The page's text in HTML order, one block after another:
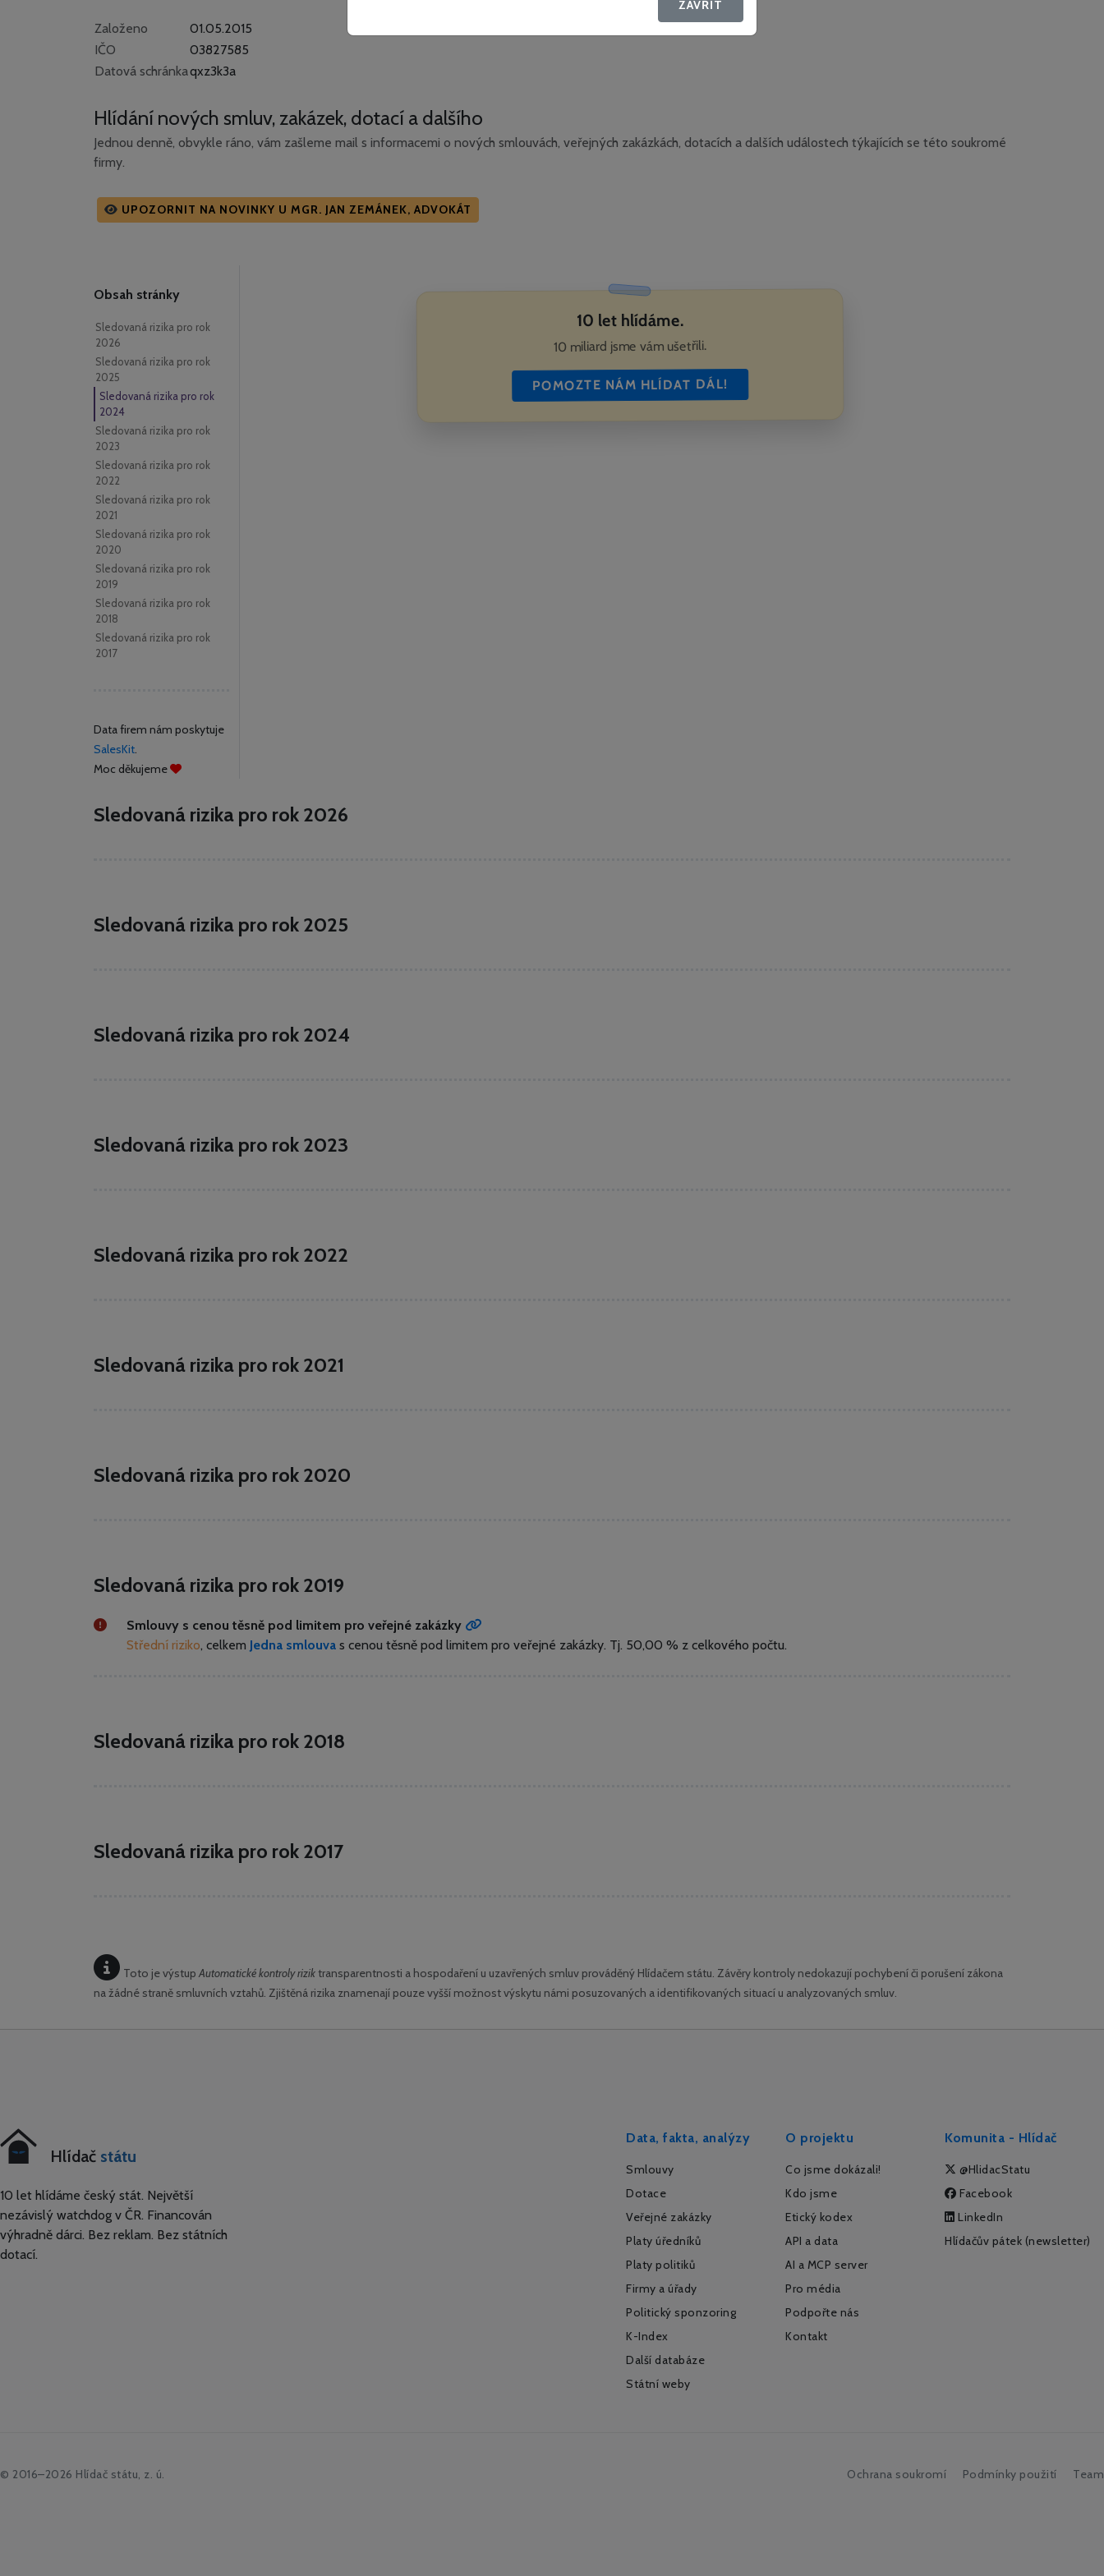
Založeno
01.05.2015
IČO
03827585
Datová schránkaqxz3k3a
Hlídání nových smluv, zakázek, dotací a dalšího
Jednou denně, obvykle ráno, vám zašleme mail s informacemi o nových smlouvách, veřejných zakázkách, dotacích a dalších událostech týkajících se této soukromé
firmy.
UPOZORNIT NA NOVINKY U MGR. JAN ZEMÁNEK, ADVOKÁT
Obsah stránky
Sledovaná rizika pro rok
2026
Sledovaná rizika pro rok
2025
Sledovaná rizika pro rok
2024
Sledovaná rizika pro rok
2023
Sledovaná rizika pro rok
2022
Sledovaná rizika pro rok
2021
Sledovaná rizika pro rok
2020
Sledovaná rizika pro rok
2019
Sledovaná rizika pro rok
2018
Sledovaná rizika pro rok
2017
Data firem nám poskytuje
SalesKit.
Moc děkujeme
10 let hlídáme.
10 miliard jsme vám ušetřili.
POMOZTE NÁM HLÍDAT DÁL!
Sledovaná rizika pro rok 2026
Sledovaná rizika pro rok 2025
Sledovaná rizika pro rok 2024
Sledovaná rizika pro rok 2023
Sledovaná rizika pro rok 2022
Sledovaná rizika pro rok 2021
Sledovaná rizika pro rok 2020
Sledovaná rizika pro rok 2019
Smlouvy s cenou těsně pod limitem pro veřejné zakázky
Střední riziko, celkem Jedna smlouva s cenou těsně pod limitem pro veřejné zakázky. Tj. 50,00 % z celkového počtu.
Sledovaná rizika pro rok 2018
Sledovaná rizika pro rok 2017
Toto je výstup Automatické kontroly riziktransparentnosti a hospodaření u uzavřených smluv prováděný Hlídačem státu. Závěry kontroly nedokazují pochybení či porušení zákona
na žádné straně smluvních vztahů. Zjištěná rizika znamenají pouze vyšší možnost výskytu námi posuzovaných a identifikovaných situací u analyzovaných smluv.
ZAVŘÍT
Hlídač státu
10 let hlídáme český stát. Největší
nezávislý watchdog v ČR. Financován
výhradně dárci. Bez reklam. Bez státních
dotací.
Data, fakta, analýzy
Smlouvy
Dotace
Veřejné zakázky
Platy úředníků
Platy politiků
Firmy a úřady
Politický sponzoring
K-Index
Další databáze
Státní weby
O projektu
Co jsme dokázali!
Kdo jsme
Etický kodex
API a data
AI a MCP server
Pro média
Podpořte nás
Kontakt
Komunita - Hlídač
@HlidacStatu
Facebook
LinkedIn
Hlídačův pátek (newsletter)
© 2016–2026 Hlídač státu, z. ú. Ochrana soukromí Podmínky použití Team